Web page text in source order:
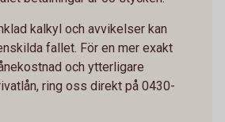
kalkyl och avvikelser kan
fallet. För en mer exakt
och ytterligare
ring oss direkt på 0430-